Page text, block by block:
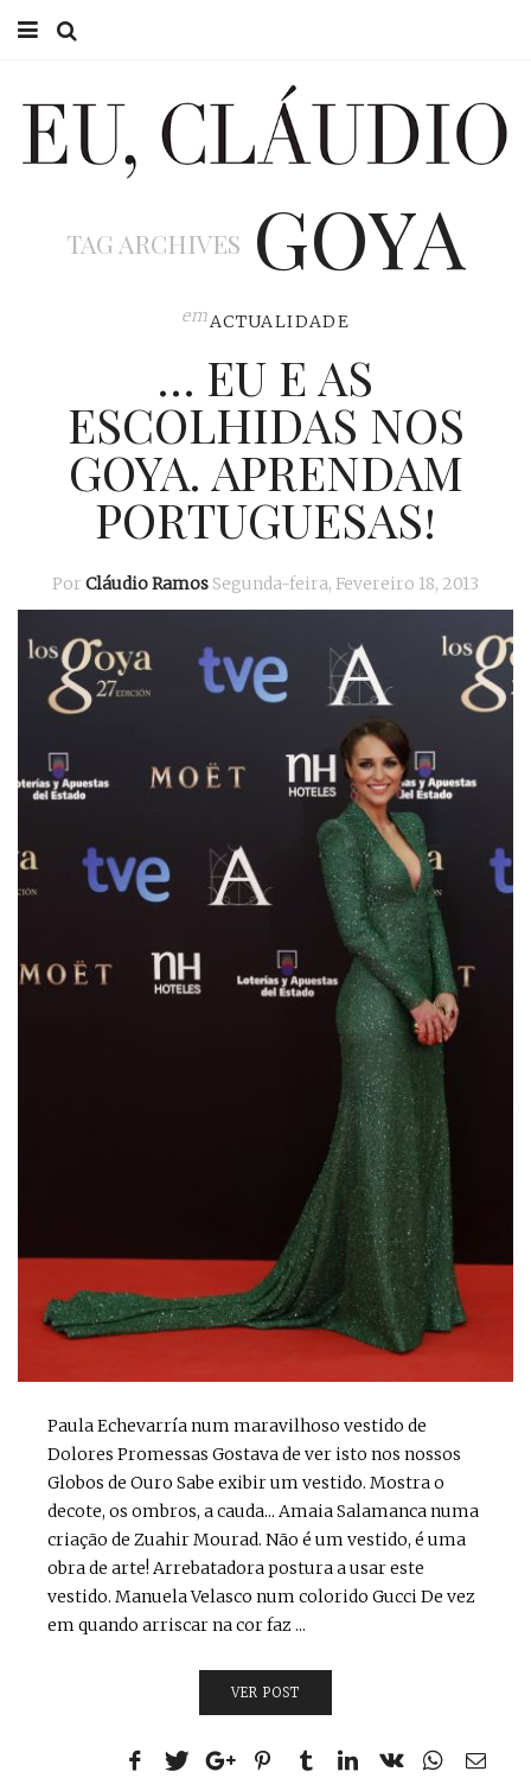
EU CLÁUDIO
EU NA TV
TAG ARCHIVES GOYA
emACTUALIDADE
… EU E AS
ESCOLHIDAS NOS
GOYA. APRENDAM
PORTUGUESAS!
Por Cláudio Ramos Segunda-feira, Fevereiro 18, 2013
Paula Echevarría num maravilhoso vestido de
Dolores Promessas Gostava de ver isto nos nossos
Globos de Ouro Sabe exibir um vestido. Mostra o
decote, os ombros, a cauda... Amaia Salamanca numa
criação de Zuahir Mourad. Não é um vestido, é uma
obra de arte! Arrebatadora postura a usar este
vestido. Manuela Velasco num colorido Gucci De vez
em quando arriscar na cor faz ...
VER POST